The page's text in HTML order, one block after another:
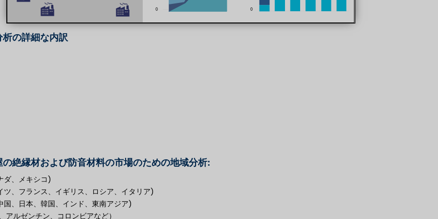
の詳細な内訳
絶縁材および防音材料の市場のための地域分析:
ダ、メキシコ)
ツ、フランス、イギリス、ロシア、イタリア)
国、日本、韓国、インド、東南アジア)
アルゼンチン、コロンビアなど）